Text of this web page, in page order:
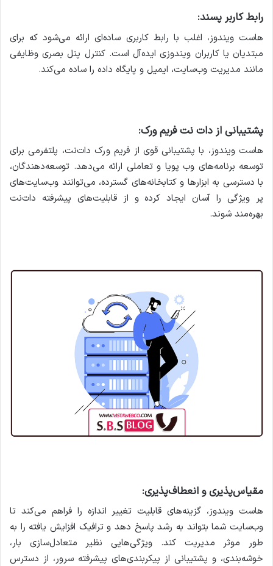
رابط کاربر پسند:
هاست ویندوز، اغلب با رابط کاربری ساده‌ای ارائه می‌شود که برای
مبتدیان یا کاربران ویندوزی ایده‌آل است. کنترل پنل بصری وظایفی
مانند مدیریت وب‌سایت، ایمیل و پایگاه داده را ساده می‌کند.
پشتیبانی از دات نت فریم ورک:
هاست ویندوز، با پشتیبانی قوی از فریم ورک دات‌نت، پلتفرمی برای
توسعه برنامه‌های وب پویا و تعاملی ارائه می‌دهد. توسعه‌دهندگان،
با دسترسی به ابزارها و کتابخانه‌های گسترده، می‌توانند وب‌سایت‌های
پر ویژگی را آسان ایجاد کرده و از قابلیت‌های پیشرفته دات‌نت
بهره‌مند شوند.
مقیاس‌پذیری و انعطاف‌پذیری:
هاست ویندوز، گزینه‌های قابلیت تغییر اندازه را فراهم می‌کند تا
وب‌سایت شما بتواند به رشد پاسخ دهد و ترافیک افزایش یافته را به
طور موثر مدیریت کند. ویژگی‌هایی نظیر متعادل‌سازی بار،
خوشه‌بندی، و پشتیبانی از پیکربندی‌های پیشرفته سرور، از دسترس